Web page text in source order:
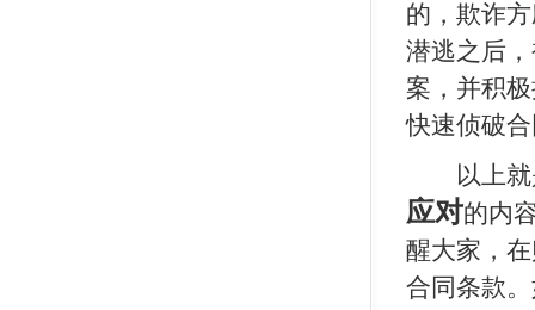
的，欺诈
潜逃之后
案，并积
快速侦破
以上就
应对的内
醒大家，
合同条款